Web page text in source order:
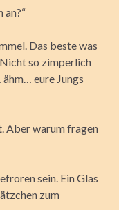
an?“
Das beste was
so zimperlich
eure Jungs
Aber warum fragen
sein. Ein Glas
zum